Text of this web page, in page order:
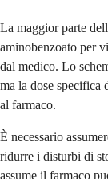
La maggior parte
aminobenzoato per
dal medico. Lo
ma la dose specifica
al farmaco.
È necessario
ridurre i disturbi di
assume il farmaco